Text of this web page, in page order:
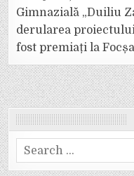
Gimnazială „Duiliu
derularea
fost premiați la
Search
for: